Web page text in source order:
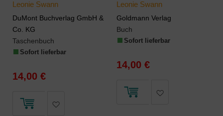
Leonie Swann
DuMont Buchverlag GmbH &
Co. KG
Taschenbuch
Sofort lieferbar
14,00 €
Leonie Swann
Goldmann Verlag
Buch
Sofort lieferbar
14,00 €